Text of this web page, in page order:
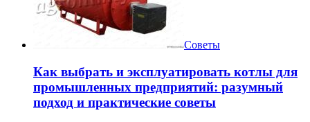
Советы
Как выбрать и эксплуатировать котлы для
промышленных предприятий: разумный
подход и практические советы